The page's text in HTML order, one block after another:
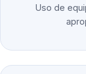
Uso de